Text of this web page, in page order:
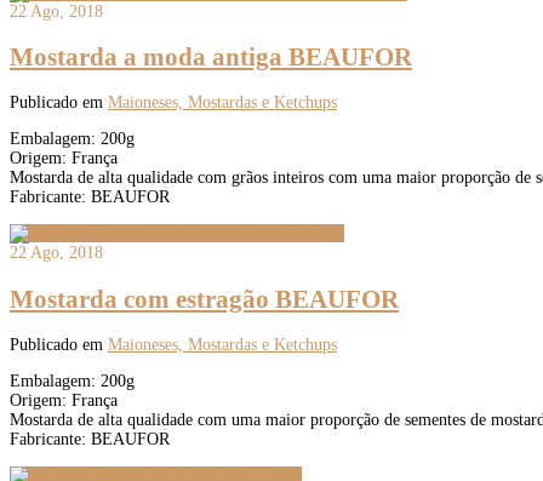
22 Ago, 2018
Mostarda a moda antiga BEAUFOR
Publicado em Maioneses, Mostardas e Ketchups
Embalagem: 200g
Origem: França
Mostarda de alta qualidade com grãos inteiros com uma maior proporção de
Fabricante: BEAUFOR
22 Ago, 2018
Mostarda com estragão BEAUFOR
Publicado em Maioneses, Mostardas e Ketchups
Embalagem: 200g
Origem: França
Mostarda de alta qualidade com uma maior proporção de sementes de
Fabricante: BEAUFOR